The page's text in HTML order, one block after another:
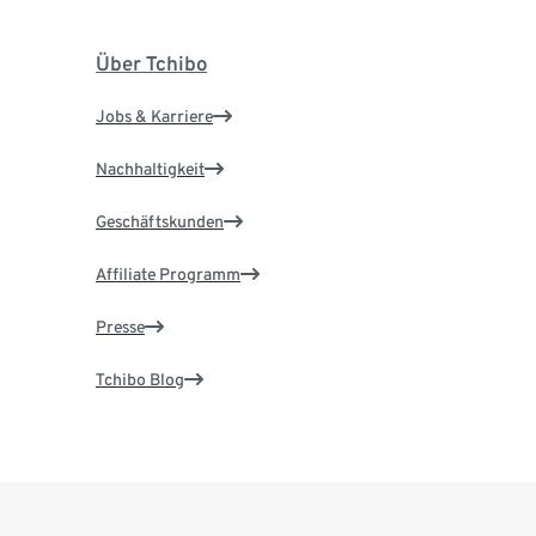
Über Tchibo
Jobs & Karriere
Nachhaltigkeit
Geschäftskunden
Affiliate Programm
Presse
Tchibo Blog